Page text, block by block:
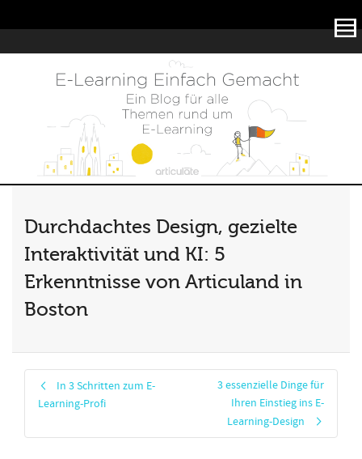
Durchdachtes Design, gezielte
Interaktivität und KI: 5
Erkenntnisse von Articuland in
Boston
In 3 Schritten zum E-
Learning-Profi
3 essenzielle Dinge für
Ihren Einstieg ins E-
Learning-Design